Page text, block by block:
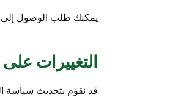
يمكنك طلب الوصول إلى
التغييرات
قد نقوم بتحديث سياسة